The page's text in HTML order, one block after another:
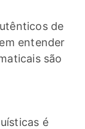
de
entender
são
é